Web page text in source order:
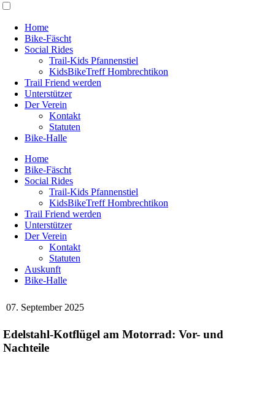
Home
Bike-Fäscht
Social Rides
Trail-Kids Pfannenstiel
KidsBikeTreff Hombrechtikon
Trail Friend werden
Unterstützer
Der Verein
Kontakt
Statuten
Bike-Halle
Home
Bike-Fäscht
Social Rides
Trail-Kids Pfannenstiel
KidsBikeTreff Hombrechtikon
Trail Friend werden
Unterstützer
Der Verein
Kontakt
Statuten
Auskunft
Bike-Halle
07. September 2025
Edelstahl-Kotflügel am Motorrad: Vor- und
Nachteile